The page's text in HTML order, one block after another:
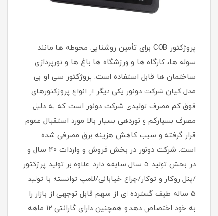
پروژکتور COB برای تأمین روشنایی محوطه ها مانند
سوله ها، کارگاه ها و ورزشگاه ها باغ ها و نورپردازی
ساختمان ها قابل استفاده است. پروژکتور سی او بی
مدل کیان شرکت دونور یکی دیگر از انواع پروژکتورهای
فوق کم مصرف تولیدی شرکت دونور است که به دلیل
مصرف بسیارکم و نوردهی بسیار بالا مورد استقبال عموم
قرار گرفته و سبب کاهش هزینه برق مصرفی شده
است. شرکت دونور در بخش فروش و واردات 40 سال و
در بخش تولید 5 سال سابقه دارد. علاوه بر تولید پرژکتور
/پنل روکار و توکار/چراغ خیابانی/لامپ توانسته با تولید
5 ساله طیف گسترده ای از سهم قابل توجهی از بازار را
به خود اختصاص دهد.و همچنین دارای گارانتی 12 ماهه